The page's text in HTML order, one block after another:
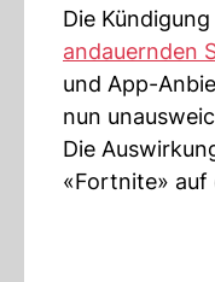
Die
andauernden
und App-
nun
Die
«Fortnite» auf